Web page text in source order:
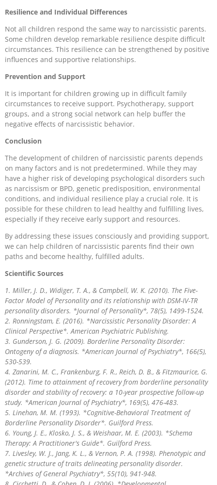
Resilience and Individual Differences
Not all children respond the same way to narcissistic parents.
Some children develop remarkable resilience despite difficult
circumstances. This resilience can be strengthened by positive
influences and supportive relationships.
Prevention and Support
It is important for children growing up in difficult family
circumstances to receive support. Psychotherapy, support
groups, and a strong social network can help buffer the
negative effects of narcissistic behavior.
Conclusion
The development of children of narcissistic parents depends
on many factors and is not predetermined. While they may
have a higher risk of developing psychological disorders such
as narcissism or BPD, genetic predisposition, environmental
conditions, and individual resilience play a crucial role. It is
possible for these children to lead healthy and fulfilling lives,
especially if they receive early support and resources.
By addressing these issues consciously and providing support,
we can help children of narcissistic parents find their own
paths and become healthy, fulfilled adults.
Scientific Sources
1. Miller, J. D., Widiger, T. A., & Campbell, W. K. (2010). The Five-
Factor Model of Personality and its relationship with DSM-IV-TR
personality disorders. *Journal of Personality*, 78(5), 1499-1524.
2. Ronningstam, E. (2016). *Narcissistic Personality Disorder: A
Clinical Perspective*. American Psychiatric Publishing.
3. Gunderson, J. G. (2009). Borderline Personality Disorder:
Ontogeny of a diagnosis. *American Journal of Psychiatry*, 166(5),
530-539.
4. Zanarini, M. C., Frankenburg, F. R., Reich, D. B., & Fitzmaurice, G.
(2012). Time to attainment of recovery from borderline personality
disorder and stability of recovery: a 10-year prospective follow-up
study. *American Journal of Psychiatry*, 169(5), 476-483.
5. Linehan, M. M. (1993). *Cognitive-Behavioral Treatment of
Borderline Personality Disorder*. Guilford Press.
6. Young, J. E., Klosko, J. S., & Weishaar, M. E. (2003). *Schema
Therapy: A Practitioner's Guide*. Guilford Press.
7. Livesley, W. J., Jang, K. L., & Vernon, P. A. (1998). Phenotypic and
genetic structure of traits delineating personality disorder.
*Archives of General Psychiatry*, 55(10), 941-948.